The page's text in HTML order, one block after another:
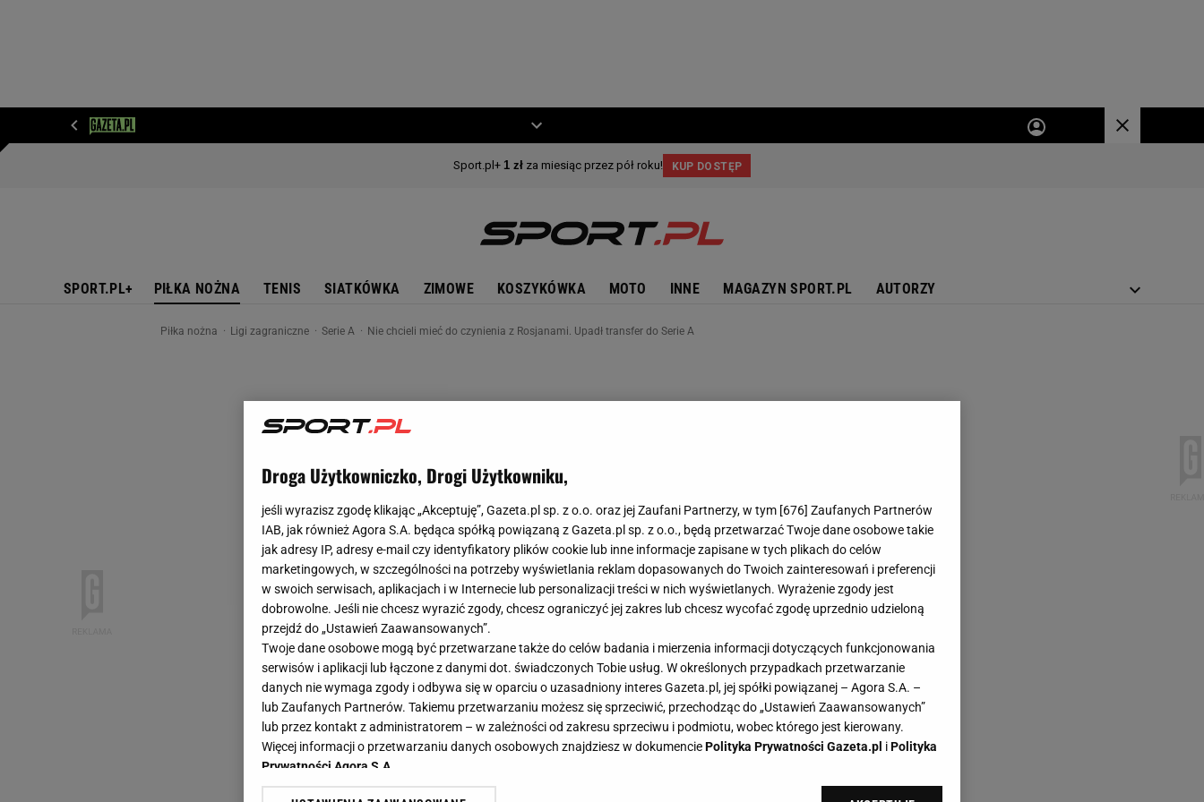
SPORT.PL+ PIŁKA NOŻNA TENIS SIATKÓWKA ZIMOWE KOSZYKÓWKA MOTO INNE MAGAZYN SPORT.PL AUTORZY
Piłka nożna Ligi zagraniczne Serie A Nie chcieli mieć do czynienia z Rosjanami. Upadł transfer do Serie A
Droga Użytkowniczko, Drogi Użytkowniku,
jeśli wyrazisz zgodę klikając „Akceptuję”, Gazeta.pl sp. z o.o. oraz jej Zaufani Partnerzy, w tym [676] Zaufanych Partnerów
IAB, jak również Agora S.A. będąca spółką powiązaną z Gazeta.pl sp. z o.o., będą przetwarzać Twoje dane osobowe takie
jak adresy IP, adresy e-mail czy identyfikatory plików cookie lub inne informacje zapisane w tych plikach do celów
marketingowych, w szczególności na potrzeby wyświetlania reklam dopasowanych do Twoich zainteresowań i preferencji
w swoich serwisach, aplikacjach i w Internecie lub personalizacji treści w nich wyświetlanych. Wyrażenie zgody jest
dobrowolne. Jeśli nie chcesz wyrazić zgody, chcesz ograniczyć jej zakres lub chcesz wycofać zgodę uprzednio udzieloną
przejdź do „Ustawień Zaawansowanych”.
Twoje dane osobowe mogą być przetwarzane także do celów badania i mierzenia informacji dotyczących funkcjonowania
serwisów i aplikacji lub łączone z danymi dot. świadczonych Tobie usług. W określonych przypadkach przetwarzanie
danych nie wymaga zgody i odbywa się w oparciu o uzasadniony interes Gazeta.pl, jej spółki powiązanej – Agora S.A. –
lub Zaufanych Partnerów. Takiemu przetwarzaniu możesz się sprzeciwić, przechodząc do „Ustawień Zaawansowanych”
lub przez kontakt z administratorem – w zależności od zakresu sprzeciwu i podmiotu, wobec którego jest kierowany.
Więcej informacji o przetwarzaniu danych osobowych znajdziesz w dokumenciePolityka Prywatności Gazeta.pl iPolityka
Prywatności Agora S.A.